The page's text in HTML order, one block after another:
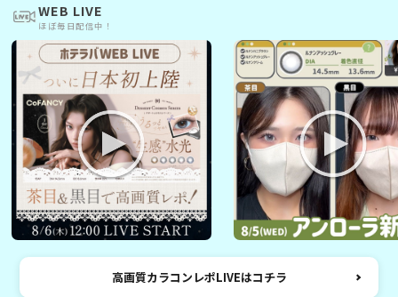
WEB LIVE
ほぼ毎日配信中！
高画質カラコンレポLIVEはコチラ